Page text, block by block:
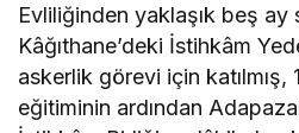
Evliliğinden yaklaşık beş ay
Kâğıthane’deki İstihkâm
askerlik görevi için katılmış,
eğitiminin ardından